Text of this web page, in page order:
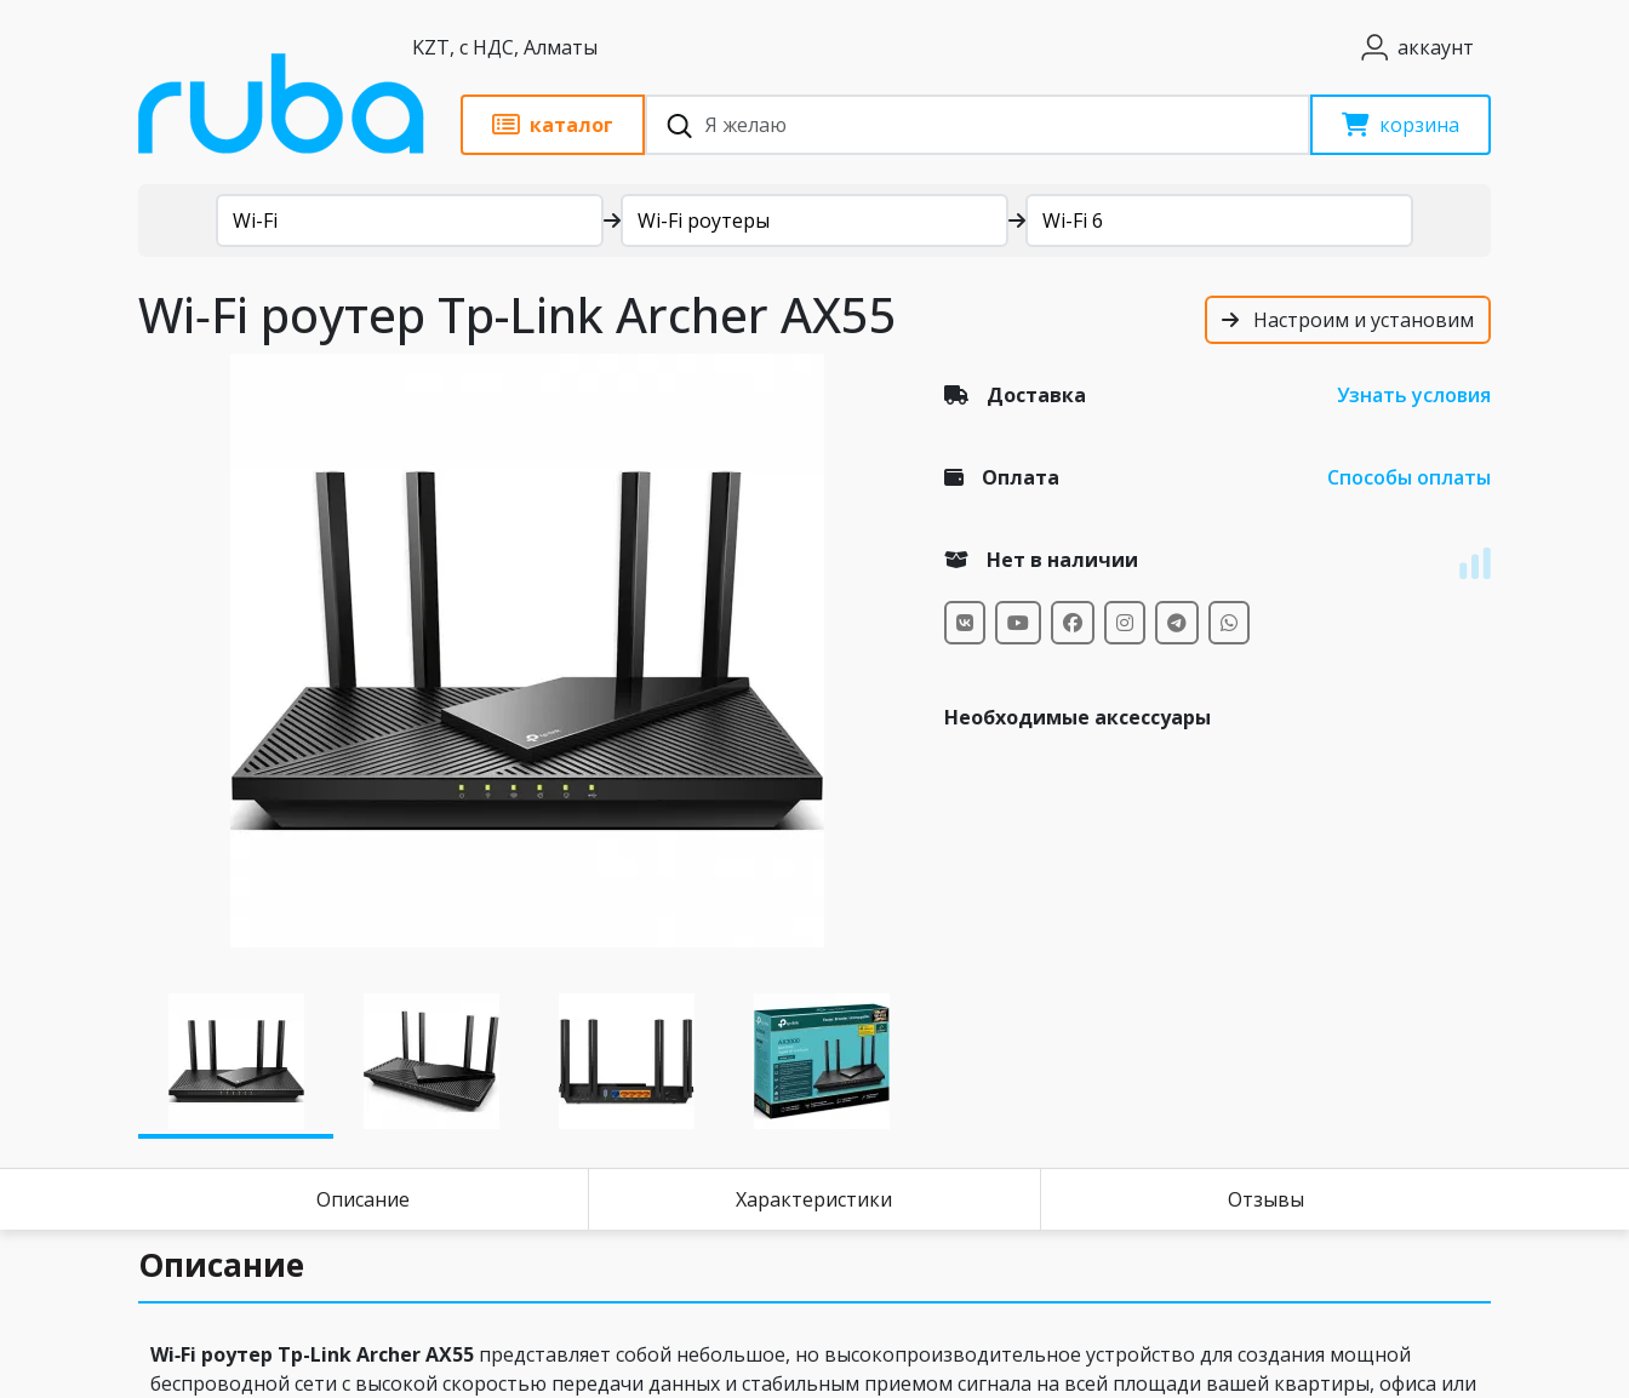
KZT, с НДС, Алматы аккаунт
каталог корзина
Каталог
Wi-Fi Wi-Fi роутеры Wi-Fi 6
Wi‑Fi роутер Tp-Link Archer AX55 Настроим и установим
Доставка Узнать условия
Оплата Способы оплаты
Нет в наличии
Необходимые аксессуары
Описание Характеристики Отзывы
Описание
Wi‑Fi роутер Tp-LinkArcherAX55 представляет собой небольшое, но высокопроизводительное устройство для создания мощной
беспроводной сети с высокой скоростью передачи данных и стабильным приемом сигнала на всей площади вашей квартиры, офиса или